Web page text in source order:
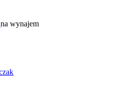
na wynajem